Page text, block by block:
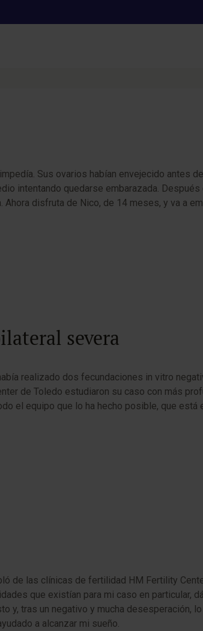
que pueden ser
su sueño de formar una familia. Inspírate
Sus ovarios habían envejecido antes
intentando quedarse embarazada.
disfruta de Nico, de 14 meses, y va a
severa
realizado dos fecundaciones in vitro
de Toledo estudiaron su caso con más
el equipo que lo ha hecho posible, que está
de las clínicas de fertilidad HM Fertility
que existían para mi caso en particular,
y, tras un negativo y mucha desesperación,
a alcanzar mi sueño.